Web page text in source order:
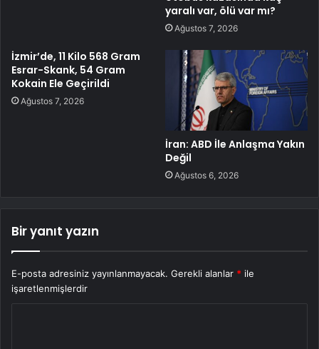
yaralı var, ölü var mı?
Ağustos 7, 2026
İzmir’de, 11 Kilo 568 Gram
Esrar-Skank, 54 Gram
Kokain Ele Geçirildi
Ağustos 7, 2026
İran: ABD İle Anlaşma Yakın
Değil
Ağustos 6, 2026
Bir yanıt yazın
E-posta adresiniz yayınlanmayacak. Gerekli alanlar * ile
işaretlenmişlerdir